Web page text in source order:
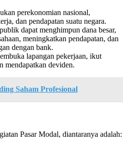
perekonomian nasional,
dan pendapatan suatu negara.
dapat menghimpun dana besar,
meningkatkan pendapatan, dan
dengan bank.
lapangan pekerjaan, ikut
mendapatkan deviden.
Saham Profesional
Pasar Modal, diantaranya adalah: